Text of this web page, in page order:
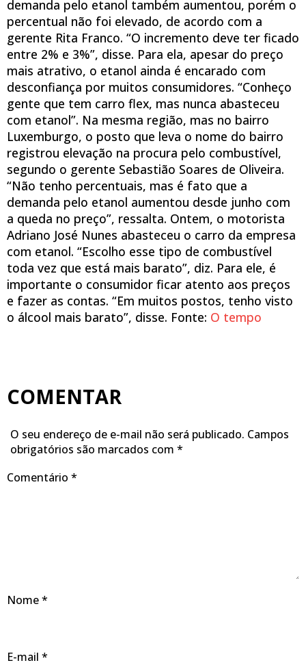
demanda pelo etanol também aumentou, porém o
percentual não foi elevado, de acordo com a
gerente Rita Franco. “O incremento deve ter ficado
entre 2% e 3%”, disse. Para ela, apesar do preço
mais atrativo, o etanol ainda é encarado com
desconfiança por muitos consumidores. “Conheço
gente que tem carro flex, mas nunca abasteceu
com etanol”. Na mesma região, mas no bairro
Luxemburgo, o posto que leva o nome do bairro
registrou elevação na procura pelo combustível,
segundo o gerente Sebastião Soares de Oliveira.
“Não tenho percentuais, mas é fato que a
demanda pelo etanol aumentou desde junho com
a queda no preço”, ressalta. Ontem, o motorista
Adriano José Nunes abasteceu o carro da empresa
com etanol. “Escolho esse tipo de combustível
toda vez que está mais barato”, diz. Para ele, é
importante o consumidor ficar atento aos preços
e fazer as contas. “Em muitos postos, tenho visto
o álcool mais barato”, disse. Fonte: O tempo
COMENTAR
O seu endereço de e-mail não será publicado. Campos
obrigatórios são marcados com *
Comentário *
Nome*
E-mail *